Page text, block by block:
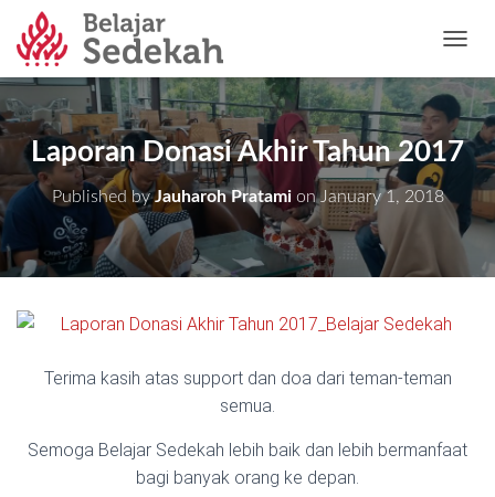
O
G
G
L
E
A
V
Laporan Donasi Akhir Tahun 2017
Published byJauharoh PratamionJanuary 1, 2018
Terima kasih atas support dan doa dari teman-teman
semua.
Semoga Belajar Sedekah lebih baik dan lebih bermanfaat
bagi banyak orang ke depan.